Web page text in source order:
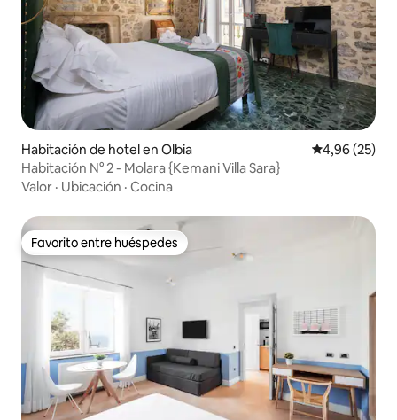
Habitación de hotel en Olbia Calificación
4,96 (25)
Habitación N° 2 - Molara {Kemani Villa Sara}
Valor · Ubicación · Cocina
Favorito entre huéspedes
Favorito entre huéspedes